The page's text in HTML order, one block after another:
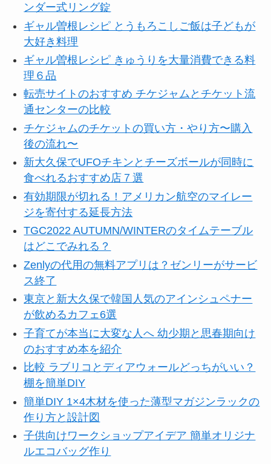
ンダー式リング錠
ギャル曽根レシピ とうもろこしご飯は子どもが
大好き料理
ギャル曽根レシピ きゅうりを大量消費できる料
理６品
転売サイトのおすすめ チケジャムとチケット流
通センターの比較
チケジャムのチケットの買い方・やり方〜購入
後の流れ〜
新大久保でUFOチキンとチーズボールが同時に
食べれるおすすめ店７選
有効期限が切れる！アメリカン航空のマイレー
ジを寄付する延長方法
TGC2022 AUTUMN/WINTERのタイムテーブル
はどこでみれる？
Zenlyの代用の無料アプリは？ゼンリーがサービ
ス終了
東京と新大久保で韓国人気のアインシュペナー
が飲めるカフェ6選
子育てが本当に大変な人へ 幼少期と思春期向け
のおすすめ本を紹介
比較 ラブリコとディアウォールどっちがいい？
棚を簡単DIY
簡単DIY 1×4木材を使った薄型マガジンラックの
作り方と設計図
子供向けワークショップアイデア 簡単オリジナ
ルエコバッグ作り